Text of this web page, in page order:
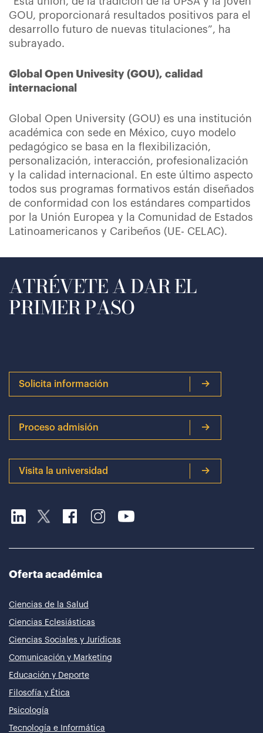
GOU, proporcionará resultados positivos para el
desarrollo futuro de nuevas titulaciones”, ha
subrayado.
Global Open Univesity (GOU), calidad
internacional
Global Open University (GOU) es una institución
académica con sede en México, cuyo modelo
pedagógico se basa en la flexibilización,
personalización, interacción, profesionalización
y la calidad internacional. En este último aspecto
todos sus programas formativos están diseñados
de conformidad con los estándares compartidos
por la Unión Europea y la Comunidad de Estados
Latinoamericanos y Caribeños (UE- CELAC).
ATRÉVETE A DAR EL
PRIMER PASO
Solicita información
Proceso admisión
Visita la universidad
Oferta académica
Ciencias de la Salud
Ciencias Eclesiásticas
Ciencias Sociales y Jurídicas
Comunicación y Marketing
Educación y Deporte
Filosofía y Ética
Psicología
Tecnología e Informática